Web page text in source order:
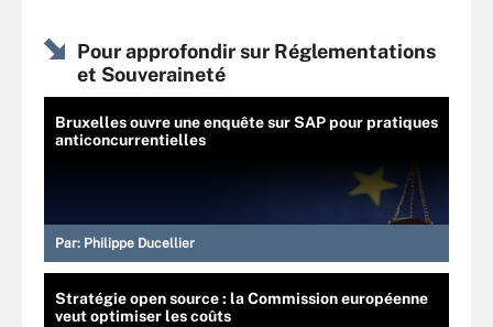
Pour approfondir sur Réglementations
et Souveraineté
Bruxelles ouvre une enquête sur SAP pour pratiques
anticoncurrentielles
Par: Philippe Ducellier
Stratégie open source : la Commission européenne
veut optimiser les coûts